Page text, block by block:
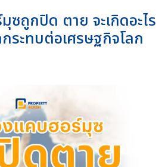
ซถูกปิด ตาย จะเกิดอะไร
ระทบต่อเศรษฐกิจโลก